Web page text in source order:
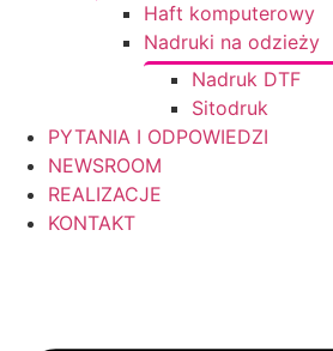
Haft komputerowy
Nadruki na odzieży
Nadruk DTF
Sitodruk
PYTANIA I ODPOWIEDZI
NEWSROOM
REALIZACJE
KONTAKT